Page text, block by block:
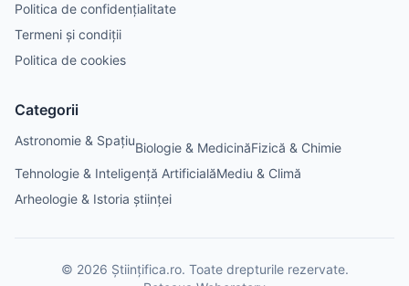
Politica de confidențialitate
Termeni și condiții
Politica de cookies
Categorii
Astronomie & SpațiuBiologie & MedicinăFizică & Chimie
Tehnologie & Inteligență ArtificialăMediu & Climă
Arheologie & Istoria științei
© 2026 Științifica.ro. Toate drepturile rezervate.